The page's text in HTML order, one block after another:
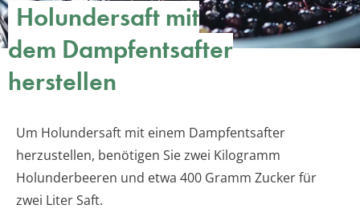
Holundersaft mit
dem Dampfentsafter
herstellen
Um Holundersaft mit einem Dampfentsafter
herzustellen, benötigen Sie zwei Kilogramm
Holunderbeeren und etwa 400 Gramm Zucker für
zwei Liter Saft.